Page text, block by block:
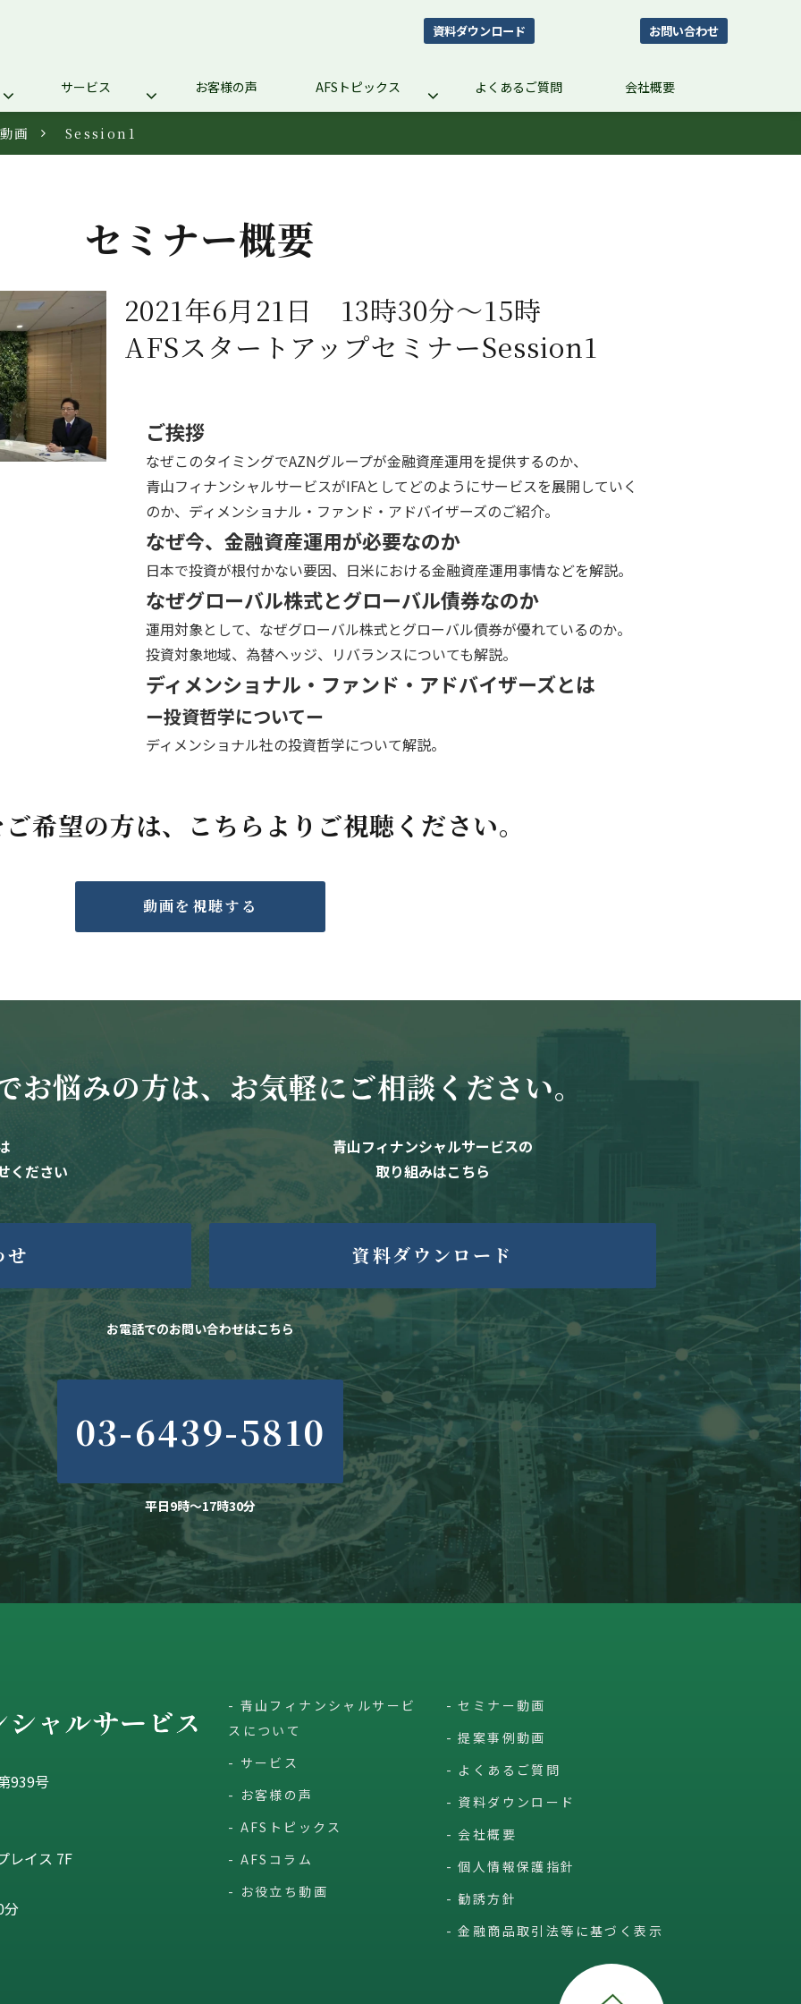
資料ダウンロード お問い合わせ
サービス お客様の声 AFSトピックス よくあるご質問 会社概要
画 Session1
セミナー概要
2021年6月21日　13時30分～15時
AFSスタートアップセミナーSession1
ご挨拶
なぜこのタイミングでAZNグループが金融資産運用を提供するのか、
青山フィナンシャルサービスがIFAとしてどのようにサービスを展開していく
のか、ディメンショナル・ファンド・アドバイザーズのご紹介。
なぜ今、金融資産運用が必要なのか
日本で投資が根付かない要因、日米における金融資産運用事情などを解説。
なぜグローバル株式とグローバル債券なのか
運用対象として、なぜグローバル株式とグローバル債券が優れているのか。
投資対象地域、為替ヘッジ、リバランスについても解説。
ディメンショナル・ファンド・アドバイザーズとは
ー投資哲学についてー
ディメンショナル社の投資哲学について解説。
希望の方は、こちらよりご視聴ください。
動画を視聴する
お悩みの方は、お気軽にご相談ください。
ください
せ
青山フィナンシャルサービスの
取り組みはこちら
資料ダウンロード
お電話でのお問い合わせはこちら
03-6439-5810
平日9時～17時30分
939号
レイス 7F
分
青山フィナンシャルサービ
スについて
サービス
お客様の声
AFSトピックス
AFSコラム
お役立ち動画
セミナー動画
提案事例動画
よくあるご質問
資料ダウンロード
会社概要
個人情報保護指針
勧誘方針
金融商品取引法等に基づく表示